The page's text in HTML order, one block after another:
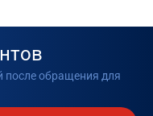
после обращения для